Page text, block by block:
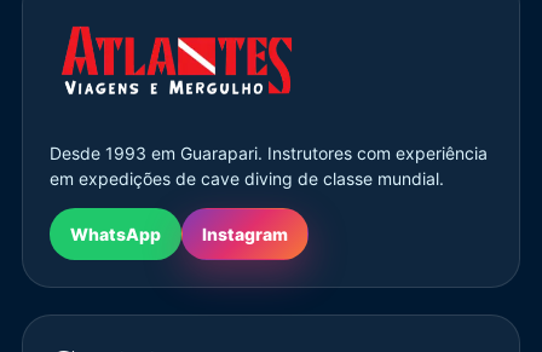
Desde 1993 em Guarapari. Instrutores com experiência
em expedições de cave diving de classe mundial.
WhatsApp Instagram